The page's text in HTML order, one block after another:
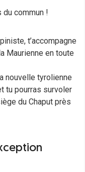
commun !
t’accompagne
Maurienne en toute
nouvelle tyrolienne
tu pourras survoler
du Chaput près